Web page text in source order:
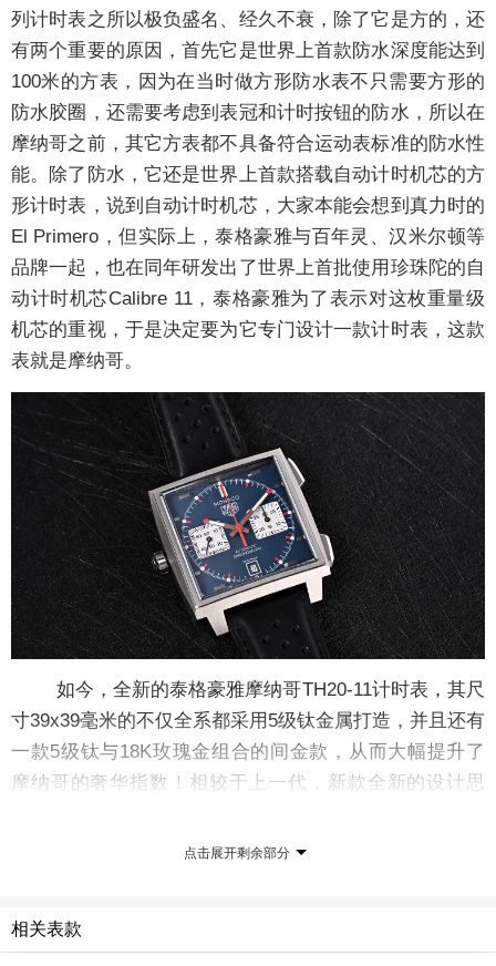
列计时表之所以极负盛名、经久不衰，除了它是方的，还
有两个重要的原因，首先它是世界上首款防水深度能达到
100米的方表，因为在当时做方形防水表不只需要方形的
防水胶圈，还需要考虑到表冠和计时按钮的防水，所以在
摩纳哥之前，其它方表都不具备符合运动表标准的防水性
能。除了防水，它还是世界上首款搭载自动计时机芯的方
形计时表，说到自动计时机芯，大家本能会想到真力时的
El Primero，但实际上，泰格豪雅与百年灵、汉米尔顿等
品牌一起，也在同年研发出了世界上首批使用珍珠陀的自
动计时机芯Calibre 11，泰格豪雅为了表示对这枚重量级
机芯的重视，于是决定要为它专门设计一款计时表，这款
表就是摩纳哥。
如今，全新的泰格豪雅摩纳哥TH20-11计时表，其尺
寸39x39毫米的不仅全系都采用5级钛金属打造，并且还有
一款5级钛与18K玫瑰金组合的间金款，从而大幅提升了
摩纳哥的奢华指数！相较于上一代，新款全新的设计思
因为摩纳哥系列自1997年重出江湖以来，虽说表壳尺寸没
配合上表壳侧面夸张凌厉的弧形线条，使全新摩纳哥少了
点击展开剩余部分
相关表款